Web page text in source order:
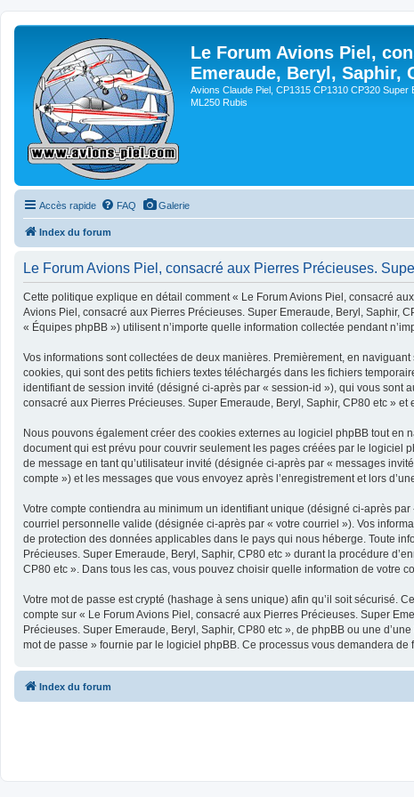
Le Forum Avions Piel,
Emeraude, Beryl, Saphir,
Avions Claude Piel, CP1315 CP1310 CP320
ML250 Rubis
Accès rapide FAQ Galerie
Index du forum
Le Forum Avions Piel, consacré aux Pierres Précieuses.
Cette politique explique en détail comment « Le Forum Avions Piel, consacré
Avions Piel, consacré aux Pierres Précieuses. Super Emeraude, Beryl, Saphir,
« Équipes phpBB ») utilisent n’importe quelle information collectée pendant
Vos informations sont collectées de deux manières. Premièrement, en
cookies, qui sont des petits fichiers textes téléchargés dans les fichiers
identifiant de session invité (désigné ci-après par « session-id »), qui vous sont
consacré aux Pierres Précieuses. Super Emeraude, Beryl, Saphir, CP80 etc »
Nous pouvons également créer des cookies externes au logiciel phpBB tout en
document qui est prévu pour couvrir seulement les pages créées par le logiciel
de message en tant qu’utilisateur invité (désignée ci-après par « messages
compte ») et les messages que vous envoyez après l’enregistrement et lors
Votre compte contiendra au minimum un identifiant unique (désigné ci-après
courriel personnelle valide (désignée ci-après par « votre courriel »). Vos
de protection des données applicables dans le pays qui nous héberge. Toute
Précieuses. Super Emeraude, Beryl, Saphir, CP80 etc » durant la procédure
CP80 etc ». Dans tous les cas, vous pouvez choisir quelle information de votre
Votre mot de passe est crypté (hashage à sens unique) afin qu’il soit sécurisé.
compte sur « Le Forum Avions Piel, consacré aux Pierres Précieuses. Super
Précieuses. Super Emeraude, Beryl, Saphir, CP80 etc », de phpBB ou une
mot de passe » fournie par le logiciel phpBB. Ce processus vous demandera
Index du forum